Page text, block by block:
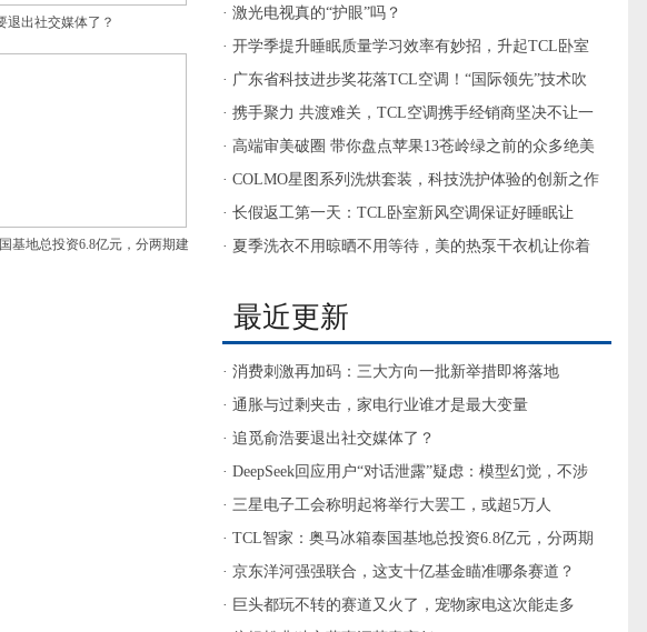
退出社交媒体了？
基地总投资6.8亿元，分两期建
康新风更能温柔送风
· 激光电视真的“护眼”吗？
· 开学季提升睡眠质量学习效率有妙招，升起TCL卧室
新风空调小蓝翼
· 广东省科技进步奖花落TCL空调！“国际领先”技术吹
来智慧新风
· 携手聚力 共渡难关，TCL空调携手经销商坚决不让一
台因受灾泡水的空调流入市场
· 高端审美破圈 带你盘点苹果13苍岭绿之前的众多绝美
绿调配色
· COLMO星图系列洗烘套装，科技洗护体验的创新之作
· 长假返工第一天：TCL卧室新风空调保证好睡眠让
你“满血复活”!
· 夏季洗衣不用晾晒不用等待，美的热泵干衣机让你着
最近更新
· 消费刺激再加码：三大方向一批新举措即将落地
· 通胀与过剩夹击，家电行业谁才是最大变量
· 追觅俞浩要退出社交媒体了？
· DeepSeek回应用户“对话泄露”疑虑：模型幻觉，不涉
及安全问题
· 三星电子工会称明起将举行大罢工，或超5万人
· TCL智家：奥马冰箱泰国基地总投资6.8亿元，分两期
建设
· 京东洋河强强联合，这支十亿基金瞄准哪条赛道？
· 巨头都玩不转的赛道又火了，宠物家电这次能走多